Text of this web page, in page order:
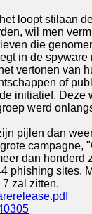
loopt stilaan
wil men
die
in de
vertonen van
of
initiatief.
werd
pijlen dan
dan
phishing sites.
zal zitten.